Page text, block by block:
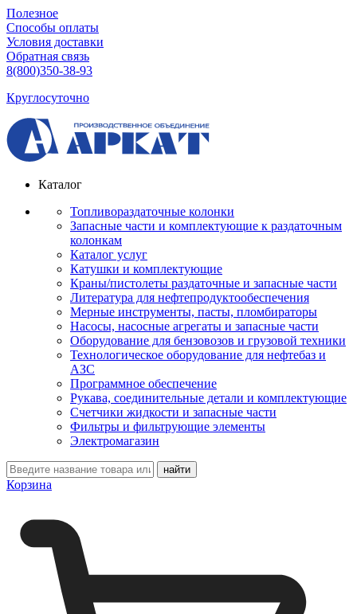
Полезное
Способы оплаты
Условия доставки
Обратная связь
8(800)350-38-93
Круглосуточно
Каталог
Топливораздаточные колонки
Запасные части и комплектующие к раздаточным
колонкам
Каталог услуг
Катушки и комплектующие
Краны/пистолеты раздаточные и запасные части
Литература для нефтепродуктообеспечения
Мерные инструменты, пасты, пломбираторы
Насосы, насосные агрегаты и запасные части
Оборудование для бензовозов и грузовой техники
Технологическое оборудование для нефтебаз и
АЗС
Программное обеспечение
Рукава, соединительные детали и комплектующие
Счетчики жидкости и запасные части
Фильтры и фильтрующие элементы
Электромагазин
Корзина